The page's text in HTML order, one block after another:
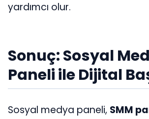
yardımcı olur.
Sonuç: Sosyal
Paneli ile Dijital
Sosyal medya paneli, SMM